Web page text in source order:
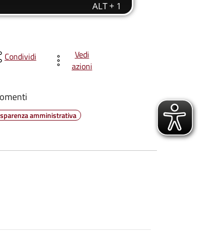
Condividi
Vedi
azioni
amministrativa